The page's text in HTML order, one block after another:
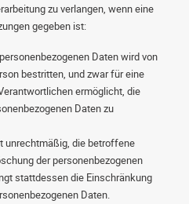
zu verlangen, wenn eine
gegeben ist:
Daten wird von
bestritten, und zwar für eine
ermöglicht, die
Daten zu
unrechtmäßig, die betroffene
der personenbezogenen
stattdessen die Einschränkung
Daten.